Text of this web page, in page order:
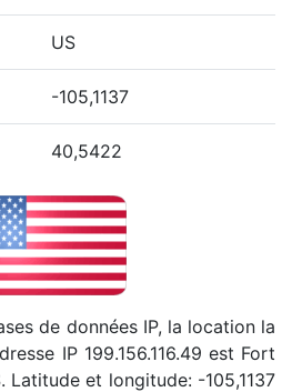
US
-105,1137
40,5422
de données IP, la location la
IP 199.156.116.49 est Fort
Latitude et longitude: -105,1137